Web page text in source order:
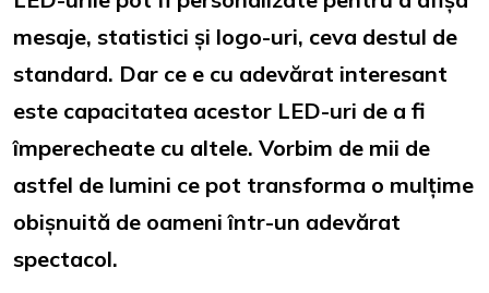
mesaje, statistici și logo-uri, ceva destul de
standard. Dar ce e cu adevărat interesant
este capacitatea acestor LED-uri de a fi
împerecheate cu altele. Vorbim de mii de
astfel de lumini ce pot transforma o mulțime
obișnuită de oameni într-un adevărat
spectacol.